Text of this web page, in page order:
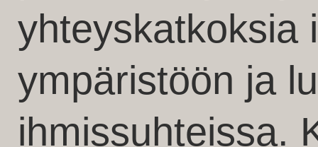
yhteyskatkoksia
ympäristöön ja
ihmissuhteissa.